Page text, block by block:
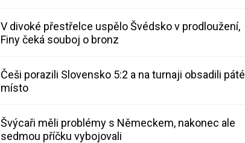
V divoké přestřelce uspělo Švédsko v prodloužení,
Finy čeká souboj o bronz
Češi porazili Slovensko 5:2 a na turnaji obsadili páté
místo
Švýcaři měli problémy s Německem, nakonec ale
sedmou příčku vybojovali